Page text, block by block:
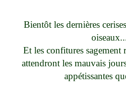
Bientôt les dernières
Et les confitures sagement
attendront les mauvais
appétissantes